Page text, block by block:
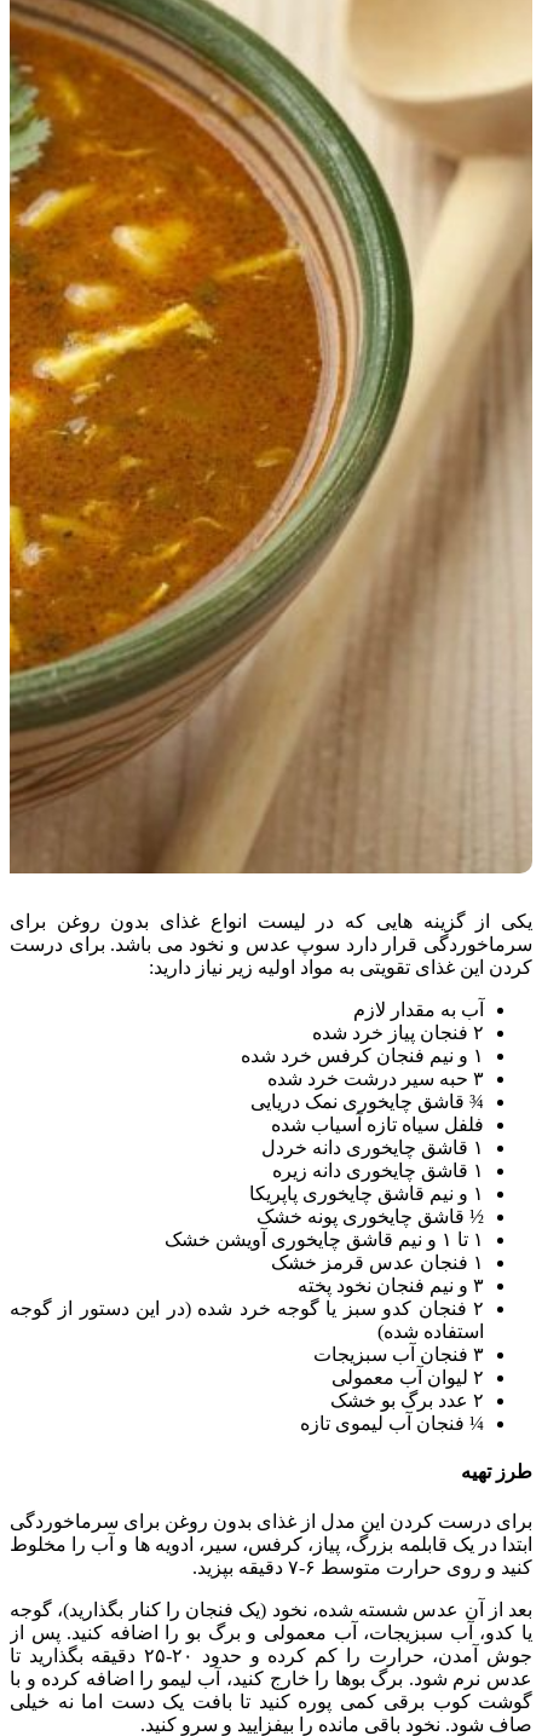
یکی از گزینه هایی که در لیست انواع غذای بدون روغن برای
سرماخوردگی قرار دارد سوپ عدس و نخود می باشد. برای درست
کردن این غذای تقویتی به مواد اولیه زیر نیاز دارید:
آب به مقدار لازم
۲ فنجان پیاز خرد شده
۱ و نیم فنجان کرفس خرد شده
۳ حبه سیر درشت خرد شده
¾ قاشق چایخوری نمک دریایی
فلفل سیاه تازه آسیاب شده
۱ قاشق چایخوری دانه خردل
۱ قاشق چایخوری دانه زیره
۱ و نیم قاشق چایخوری پاپریکا
½ قاشق چایخوری پونه خشک
۱ تا ۱ و نیم قاشق چایخوری آویشن خشک
۱ فنجان عدس قرمز خشک
۳ و نیم فنجان نخود پخته
۲ فنجان کدو سبز یا گوجه خرد شده (در این دستور از گوجه
استفاده شده)
۳ فنجان آب سبزیجات
۲ لیوان آب معمولی
۲ عدد برگ بو خشک
¼ فنجان آب لیموی تازه
طرز تهیه
برای درست کردن این مدل از غذای بدون روغن برای سرماخوردگی
ابتدا در یک قابلمه بزرگ، پیاز، کرفس، سیر، ادویه ها و آب را مخلوط
کنید و روی حرارت متوسط ۶-۷ دقیقه بپزید.
بعد از آن عدس شسته شده، نخود (یک فنجان را کنار بگذارید)، گوجه
یا کدو، آب سبزیجات، آب معمولی و برگ بو را اضافه کنید. پس از
جوش آمدن، حرارت را کم کرده و حدود ۲۰-۲۵ دقیقه بگذارید تا
عدس نرم شود. برگ بوها را خارج کنید، آب لیمو را اضافه کرده و با
گوشت کوب برقی کمی پوره کنید تا بافت یک دست اما نه خیلی
صاف شود. نخود باقی مانده را بیفزایید و سرو کنید.